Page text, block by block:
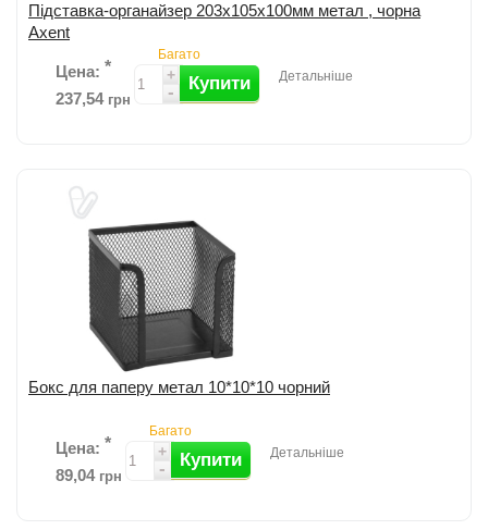
Підставка-органайзер 203x105x100мм метал , чорна
Axent
Цена: *
237,54 грн
Багато
+
- Купити Детальніше
Підставка-органайзер Axent; Матеріал: металева сітка; Розмір
203x105x100 мм; Колір: чорний; 3 відділення. ...
Додати до порівняння
Бокс для паперу метал 10*10*10 чорний
Цена: *
89,04 грн
Багато
+
- Купити Детальніше